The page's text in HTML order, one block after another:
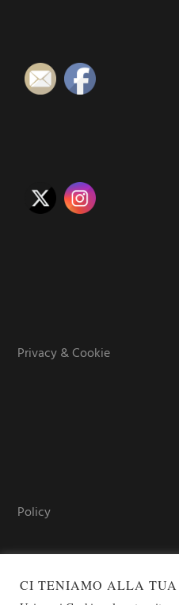
Privacy & Cookie
Policy
CI TENIAMO ALLA TUA